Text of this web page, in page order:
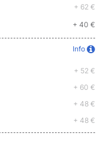
+ 62 €
+ 40 €
Info
+ 52 €
+ 60 €
+ 48 €
+ 48 €